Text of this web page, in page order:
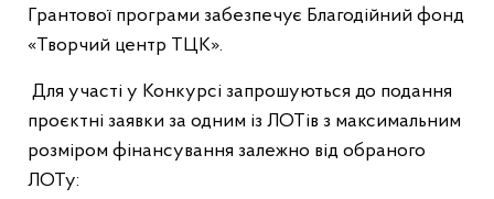
Грантової програми забезпечує Благодійний фонд
«Творчий центр ТЦК».
Для участі у Конкурсі запрошуються до подання
проєктні заявки за одним із ЛОТів з максимальним
розміром фінансування залежно від обраного
ЛОТу: